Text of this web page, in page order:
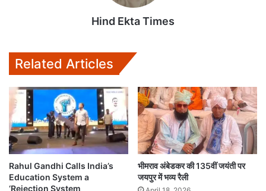
Hind Ekta Times
Related Articles
Rahul Gandhi Calls India’s
Education System a
‘Rejection System
भीमराव अंबेडकर की 135वीं जयंती पर
जयपुर में भव्य रैली